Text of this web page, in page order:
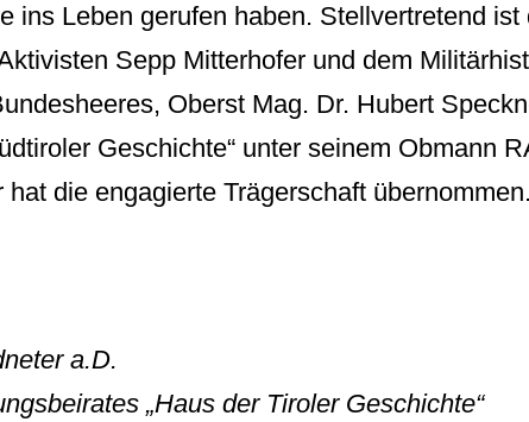
ins Leben gerufen haben. Stellvertretend ist
Sepp Mitterhofer und dem
Oberst Mag. Dr. Hubert
Geschichte“ unter seinem Obmann
die engagierte Trägerschaft übernommen.
a.D.
„Haus der Tiroler Geschichte“